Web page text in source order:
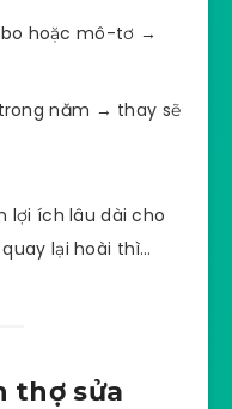
bo hoặc mô-tơ →
năm → thay sẽ
lợi ích lâu dài cho
lại hoài thì…
thợ sửa